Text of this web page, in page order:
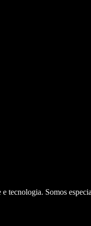
tecnologia. Somos